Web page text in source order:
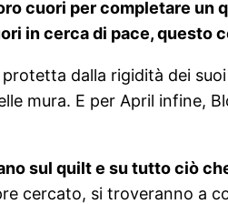
cuori per completare
in cerca di pace, questo
dalla rigidità dei
mura. E per April infine,
sul quilt e su tutto ciò
cercato, si troveranno a